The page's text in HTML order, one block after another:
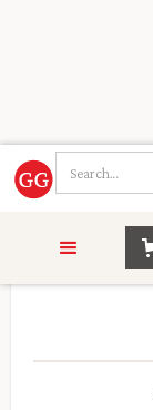
Sākumlapa >